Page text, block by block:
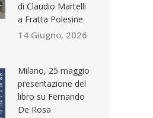
di Claudio Martelli
a Fratta Polesine
14 Giugno, 2026
Milano, 25 maggio
presentazione del
libro su Fernando
De Rosa